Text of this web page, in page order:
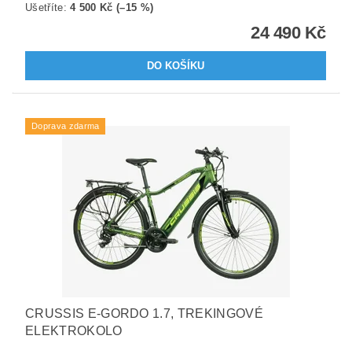
Ušetříte:4 500 Kč (–15 %)
24 490 Kč
Doprava zdarma
CRUSSIS E-GORDO 1.7, TREKINGOVÉ
ELEKTROKOLO